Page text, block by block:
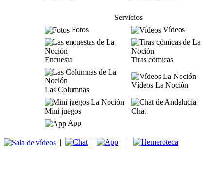
Servicios
Fotos
Vídeos
Encuesta Tiras cómicas
Las Columnas
Vídeos La Noción
Mini juegos
Chat
App
| | |